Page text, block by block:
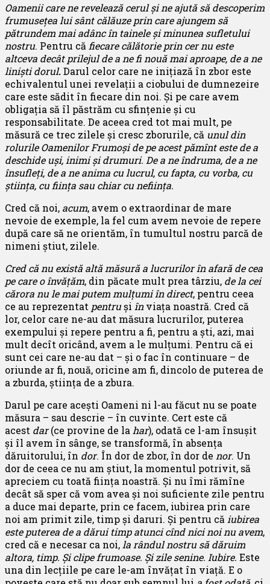
Oamenii care ne revelează cerul și ne ajută să descoperim
frumusețea lui sânt călăuze prin care ajungem să
pătrundem mai adânc în tainele și minunea sufletului
nostru. Pentru că fiecare călătorie prin cer nu este
altceva decât prilejul de a ne fi nouă mai aproape, de a ne
liniști dorul.Darul celor care ne inițiază în zbor este
echivalentul unei revelații a ciobului de dumnezeire
care este sădit în fiecare din noi. Și pe care avem
obligația să îl păstrăm cu sfințenie și cu
responsabilitate. De aceea cred tot mai mult, pe
măsură ce trec zilele și cresc zborurile, că unul din
rolurile Oamenilor Frumoși de pe acest pămînt este de a
deschide uși, inimi și drumuri. De a ne îndruma, de a ne
însufleți, de a ne anima cu lucrul, cu fapta, cu vorba, cu
știința, cu ființa sau chiar cu neființa.
Cred că noi, acum, avem o extraordinar de mare
nevoie de exemple, la fel cum avem nevoie de repere
după care să ne orientăm, în tumultul nostru parcă de
nimeni știut, zilele.
Cred că nu există altă măsură a lucrurilor în afară de cea
pe care o învățăm, din păcate mult prea târziu, de la cei
cărora nu le mai putem mulțumi în direct, pentru ceea
ce au reprezentat pentruși înviața noastră. Cred că
lor, celor care ne-au dat măsura lucrurilor, puterea
exempului și repere pentru a fi, pentru a ști, azi, mai
mult decît oricând, avem a le mulțumi. Pentru că ei
sunt cei care ne-au dat – și o fac în continuare – de
oriunde ar fi, nouă, oricine am fi, dincolo de puterea de
a zburda, știința de a zbura.
Darul pe care acești Oameni ni l-au făcut nu se poate
măsura – sau descrie – în cuvinte. Cert este că
acest dar(ce provine de la har), odată ce l-am însușit
și îl avem în sânge, se transformă, în absența
dăruitorului, în dor. În dor de zbor, în dor de nor. Un
dor de ceea ce nu am știut, la momentul potrivit, să
apreciem cu toată ființa noastră. Și nu îmi rămîne
decât să sper că vom avea și noi suficiente zile pentru
a duce mai departe, prin ce facem, iubirea prin care
noi am primit zile, timp și daruri. Și pentru că iubirea
este puterea de a dărui timp atunci cînd nici noi nu avem,
cred că e necesar ca noi, la rândul nostru să dăruim
altora, timp. Și clipe frumoase. Și zile senine. Iubire. Este
una din lecțiile pe care le-am învățat în viață. E o